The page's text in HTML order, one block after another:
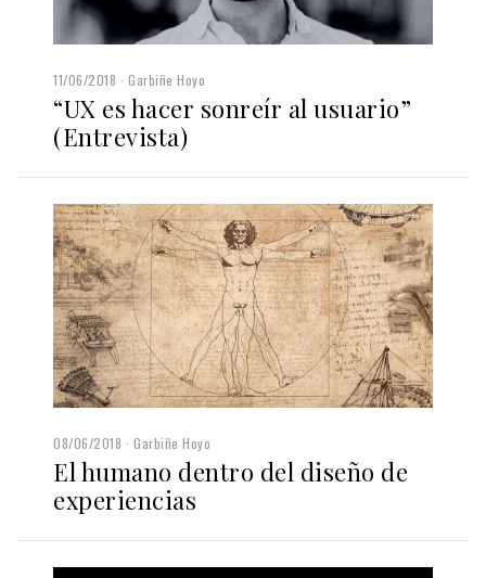
11/06/2018 Garbiñe Hoyo
“UX es hacer sonreír al usuario”
(Entrevista)
08/06/2018 Garbiñe Hoyo
El humano dentro del diseño de
experiencias